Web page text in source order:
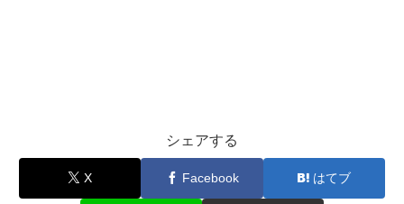
シェアする
X Facebook はてブ